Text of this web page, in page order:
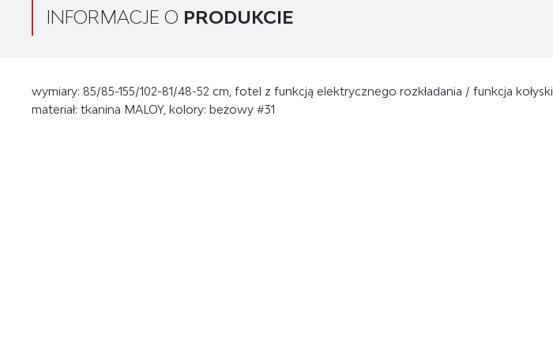
INFORMACJE O PRODUKCIE
wymiary: 85/85-155/102-81/48-52 cm, fotel z funkcją elektrycznego rozkładania / funkcja kołyski,
materiał: tkanina MALOY, kolory: beżowy #31